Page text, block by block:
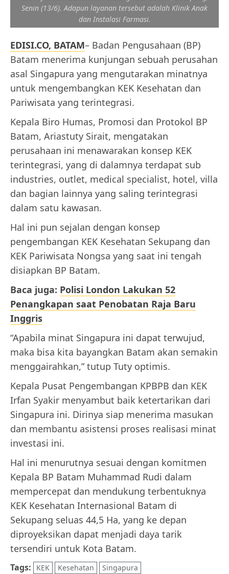
Senin (13/6). Adapun layanan tersebut adalah Klinik Anak
dan Instalasi Farmasi.
EDISI.CO, BATAM– Badan Pengusahaan (BP)
Batam menerima kunjungan sebuah perusahan
asal Singapura yang mengutarakan minatnya
untuk mengembangkan KEK Kesehatan dan
Pariwisata yang terintegrasi.
Kepala Biro Humas, Promosi dan Protokol BP
Batam, Ariastuty Sirait, mengatakan
perusahaan ini menawarakan konsep KEK
terintegrasi, yang di dalamnya terdapat sub
industries, outlet, medical specialist, hotel, villa
dan bagian lainnya yang saling terintegrasi
dalam satu kawasan.
Hal ini pun sejalan dengan konsep
pengembangan KEK Kesehatan Sekupang dan
KEK Pariwisata Nongsa yang saat ini tengah
disiapkan BP Batam.
Baca juga: Polisi London Lakukan 52
Penangkapan saat Penobatan Raja Baru
Inggris
“Apabila minat Singapura ini dapat terwujud,
maka bisa kita bayangkan Batam akan semakin
menggairahkan,” tutup Tuty optimis.
Kepala Pusat Pengembangan KPBPB dan KEK
Irfan Syakir menyambut baik ketertarikan dari
Singapura ini. Dirinya siap menerima masukan
dan membantu asistensi proses realisasi minat
investasi ini.
Hal ini menurutnya sesuai dengan komitmen
Kepala BP Batam Muhammad Rudi dalam
mempercepat dan mendukung terbentuknya
KEK Kesehatan Internasional Batam di
Sekupang seluas 44,5 Ha, yang ke depan
diproyeksikan dapat menjadi daya tarik
tersendiri untuk Kota Batam.
Tags: KEK Kesehatan Singapura